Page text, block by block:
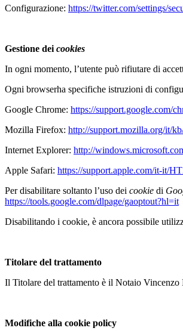
Configurazione: https://twitter.com/settings/
Gestione dei cookies
In ogni momento, l’utente può rifiutare di
Ogni browserha specifiche istruzioni di
Google Chrome: https://support.google.com/
Mozilla Firefox: http://support.mozilla.org/it/
Internet Explorer: http://
Apple Safari: https://support.apple.com/it-it/
Per disabilitare soltanto l’uso dei cookie di
https://tools.google.com/dlpage/gaoptout?hl=it
Disabilitando i cookie, è ancora possibile
Titolare del trattamento
Il Titolare del trattamento è il Notaio
Modifiche alla cookie policy